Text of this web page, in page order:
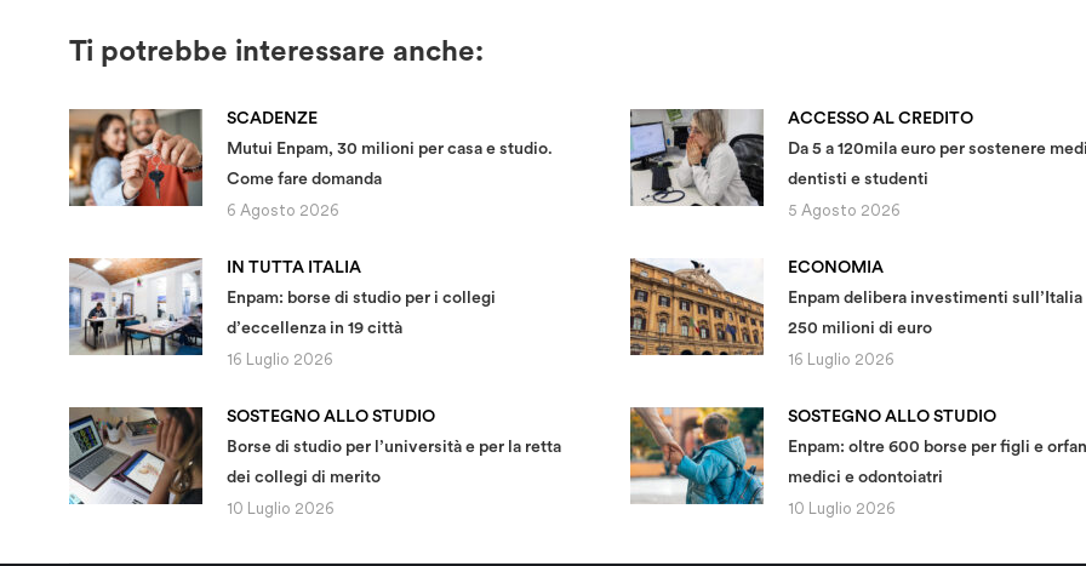
Ti potrebbe interessare anche:
SCADENZE
Mutui Enpam, 30 milioni per casa e studio.
Come fare domanda
6 Agosto 2026
ACCESSO AL CREDITO
Da 5 a 120mila euro per sostenere
dentisti e studenti
5 Agosto 2026
IN TUTTA ITALIA
Enpam: borse di studio per i collegi
d’eccellenza in 19 città
16 Luglio 2026
ECONOMIA
Enpam delibera investimenti sull’Italia
250 milioni di euro
16 Luglio 2026
SOSTEGNO ALLO STUDIO
Borse di studio per l’università e per la retta
dei collegi di merito
10 Luglio 2026
SOSTEGNO ALLO STUDIO
Enpam: oltre 600 borse per figli e
medici e odontoiatri
10 Luglio 2026